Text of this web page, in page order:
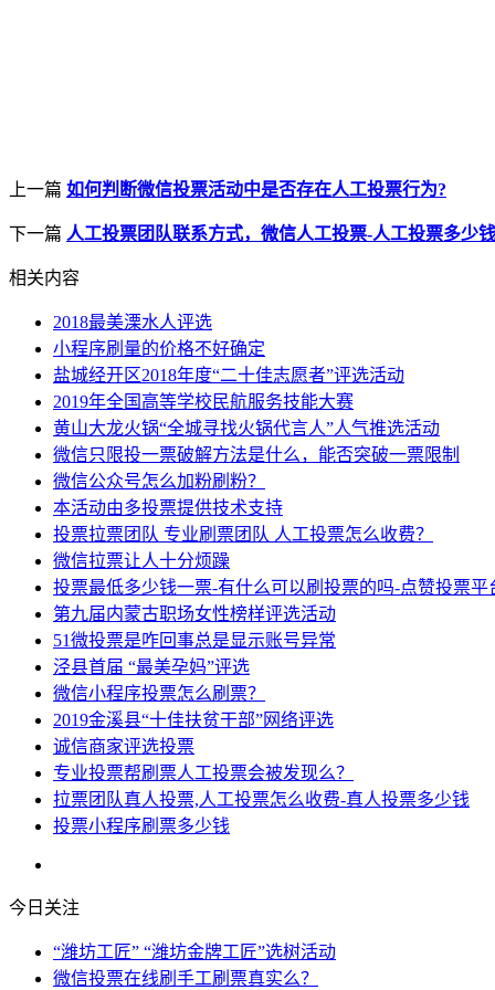
上一篇 如何判断微信投票活动中是否存在人工投票行为?
下一篇 人工投票团队联系方式，微信人工投票-人工投票多少
相关内容
2018最美溧水人评选
小程序刷量的价格不好确定
盐城经开区2018年度“二十佳志愿者”评选活动
2019年全国高等学校民航服务技能大赛
黄山大龙火锅“全城寻找火锅代言人”人气推选活动
微信只限投一票破解方法是什么，能否突破一票限制
微信公众号怎么加粉刷粉？
本活动由多投票提供技术支持
投票拉票团队 专业刷票团队 人工投票怎么收费？
微信拉票让人十分烦躁
投票最低多少钱一票-有什么可以刷投票的吗-点赞投票平
第九届内蒙古职场女性榜样评选活动
51微投票是咋回事总是显示账号异常
泾县首届 “最美孕妈”评选
微信小程序投票怎么刷票？
2019金溪县“十佳扶贫干部”网络评选
诚信商家评选投票
专业投票帮刷票人工投票会被发现么？
拉票团队真人投票,人工投票怎么收费-真人投票多少钱
投票小程序刷票多少钱
今日关注
“潍坊工匠” “潍坊金牌工匠”选树活动
微信投票在线刷手工刷票真实么？